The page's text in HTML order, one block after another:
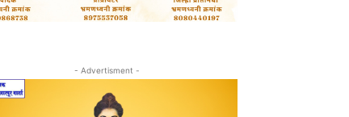
- Advertisment -